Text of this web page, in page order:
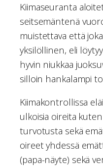
Kiimaseuranta
seitsemäntenä
muistettava että
yksilöllinen, eli
hyvin niukkaa
silloin hankalampi
Kiimakontrollissa
ulkoisia oireita
turvotusta sekä
oireet yhdessä
(papa-näyte) sekä